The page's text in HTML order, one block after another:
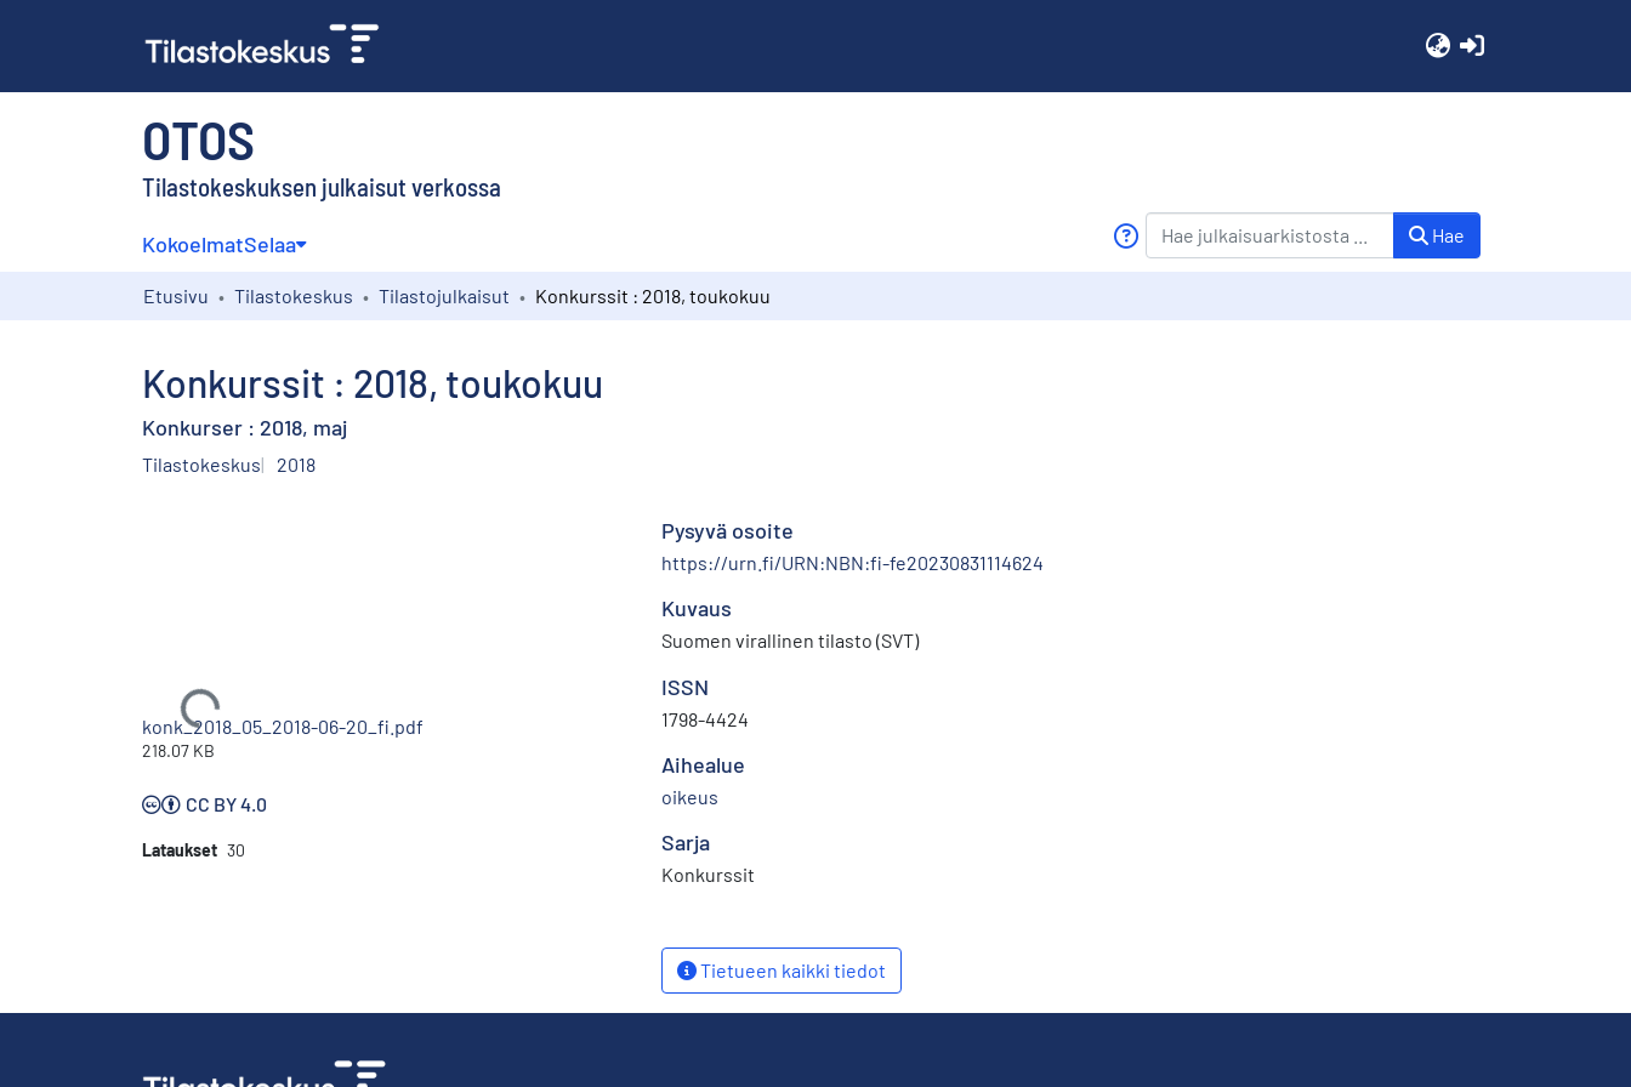
OTOS
Tilastokeskuksen julkaisut verkossa
KokoelmatSelaa Hae
Etusivu Tilastokeskus Tilastojulkaisut Konkurssit : 2018, toukokuu
Konkurssit : 2018, toukokuu
Konkurser : 2018, maj
Tilastokeskus 2018
Ladataan...
konk_2018_05_2018-06-20_fi.pdf
218.07 KB
CC BY 4.0
Lataukset 30
Pysyvä osoite
https://urn.fi/URN:NBN:fi-fe20230831114624
Kuvaus
Suomen virallinen tilasto (SVT)
ISSN
1798-4424
Aihealue
oikeus
Sarja
Konkurssit
Tietueen kaikki tiedot